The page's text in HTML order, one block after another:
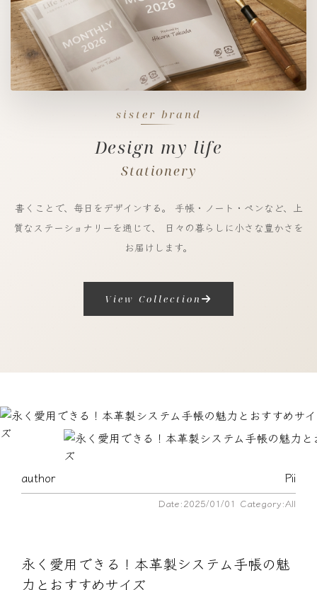
sister brand
Design my life
Stationery
書くことで、毎日をデザインする。
手帳・ノート・ペンなど、上
質なステーショナリーを通じて、
日々の暮らしに小さな豊かさを
お届けします。
View Collection
author Pii
Date:2025/01/01 Category:All
永く愛用できる！本革製システム手帳の魅
力とおすすめサイズ